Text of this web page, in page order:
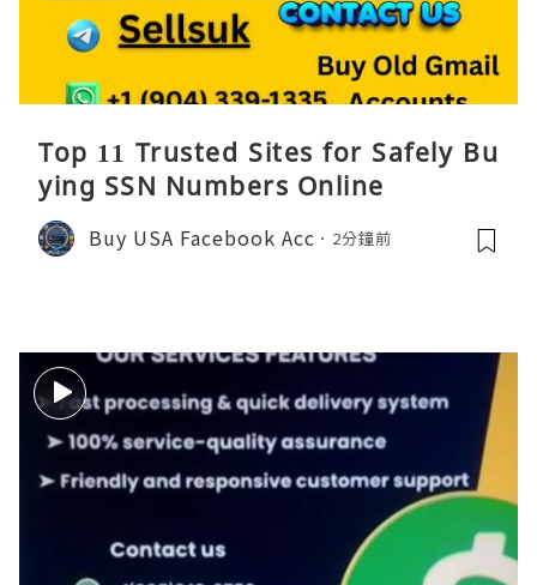
Top 11 Trusted Sites for Safely Bu
ying SSN Numbers Online
Buy USA Facebook Acc 2分鐘前